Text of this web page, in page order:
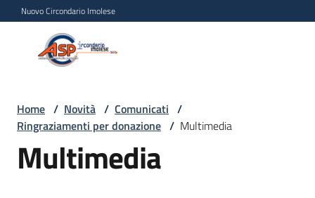
Vai al contenuto
Vai alla navigazione
Vai al footer
Nuovo Circondario Imolese
Persona
Circondario
Imolese
Home / Novità / Comunicati /
Ringraziamenti per donazione / Multimedia
Multimedia